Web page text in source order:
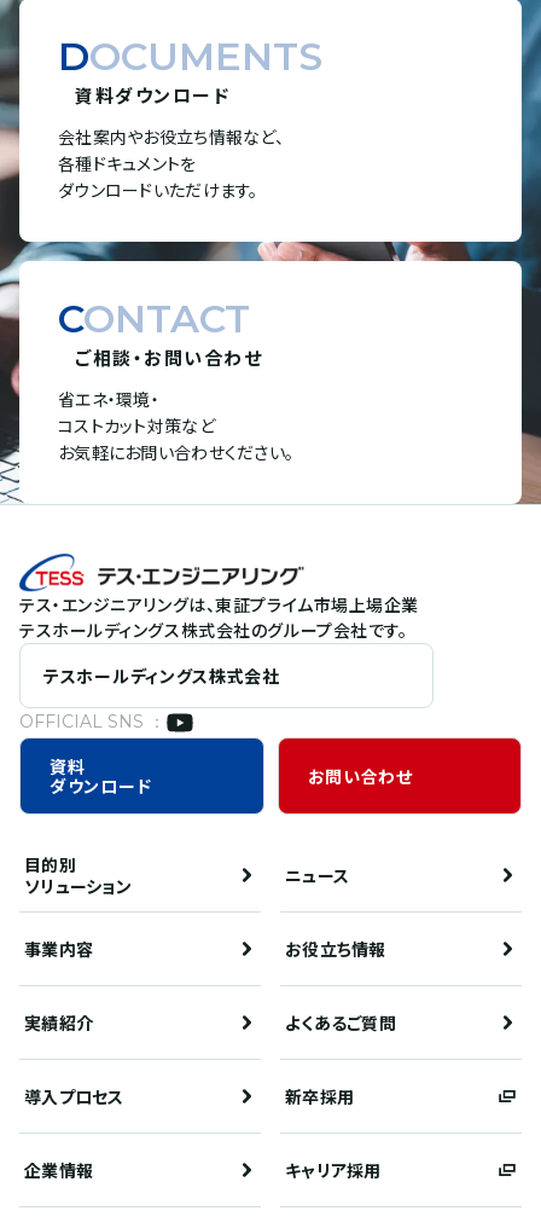
DOCUMENTS
資料ダウンロード
会社案内やお役立ち情報など、
各種ドキュメントを
ダウンロードいただけます。
CONTACT
ご相談・お問い合わせ
省エネ・環境・
コストカット対策など
お気軽にお問い合わせください。
テス・エンジニアリングは、東証プライム市場上場企業
テスホールディングス株式会社のグループ会社です。
テスホールディングス株式会社
OFFICIAL SNS ：
資料
ダウンロード
お問い合わせ
目的別
ソリューション
ニュース
事業内容 お役立ち情報
実績紹介 よくあるご質問
導入プロセス 新卒採用
企業情報 キャリア採用